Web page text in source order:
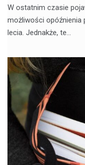
W ostatnim czasie
możliwości opóźnienia
lecia. Jednakże, te…